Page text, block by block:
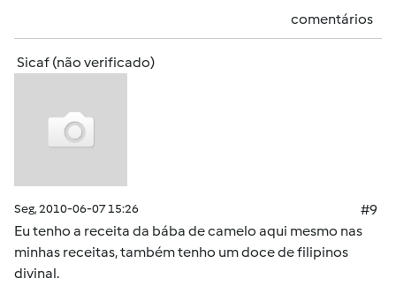
comentários
Sicaf (não verificado)
Seg, 2010-06-07 15:26
#9
Eu tenho a receita da bába de camelo aqui mesmo nas
minhas receitas, também tenho um doce de filipinos
divinal.